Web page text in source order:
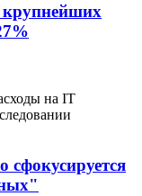
крупнейших
на IT
сфокусируется